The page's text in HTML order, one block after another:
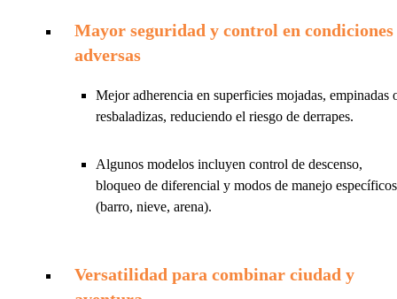
Mayor seguridad y control en condiciones
adversas
Mejor adherencia en superficies mojadas, empinadas
resbaladizas, reduciendo el riesgo de derrapes.
Algunos modelos incluyen control de descenso,
bloqueo de diferencial y modos de manejo específicos
(barro, nieve, arena).
Versatilidad para combinar ciudad y